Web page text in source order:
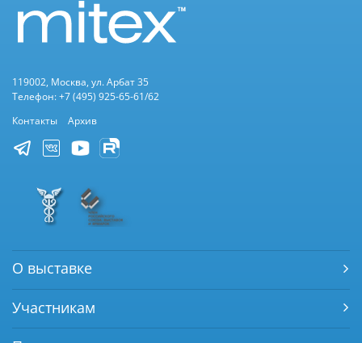
119002, Москва, ул. Арбат 35
Телефон: +7 (495) 925-65-61/62
Контакты
Архив
О выставке
Участникам